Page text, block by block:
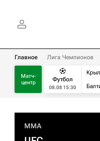
Главное Лига Чемпионов
Матч-
центр
Футбол
08.08 15:30
MMA